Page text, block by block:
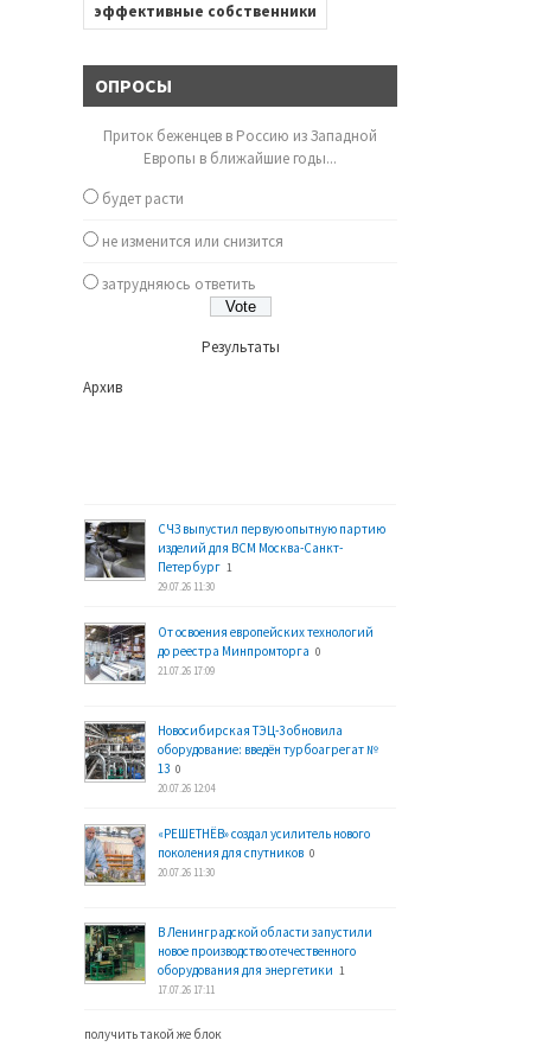
эффективные собственники
ОПРОСЫ
Приток беженцев в Россию из Западной
Европы в ближайшие годы...
будет расти
не изменится или снизится
затрудняюсь ответить
Результаты
Архив
СЧЗ выпустил первую опытную партию
изделий для ВСМ Москва-Санкт-
Петербург 1
29.07.26 11:30
От освоения европейских технологий
до реестра Минпромторга 0
21.07.26 17:09
Новосибирская ТЭЦ-3 обновила
оборудование: введён турбоагрегат №
13 0
20.07.26 12:04
«РЕШЕТНЁВ» создал усилитель нового
поколения для спутников 0
20.07.26 11:30
В Ленинградской области запустили
новое производство отечественного
оборудования для энергетики 1
17.07.26 17:11
получить такой же блок